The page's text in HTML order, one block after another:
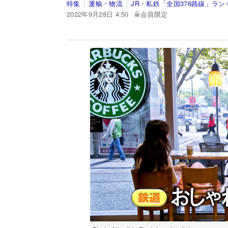
特集 運輸・物流
JR・私鉄「全国376路線」ラン
2022年9月28日 4:50
会員限定